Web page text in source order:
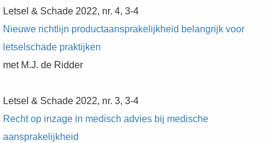
Letsel & Schade 2022, nr. 4, 3-4
Nieuwe richtlijn productaansprakelijkheid belangrijk voor
letselschade praktijken
met M.J. de Ridder
Letsel & Schade 2022, nr. 3, 3-4
Recht op inzage in medisch advies bij medische
aansprakelijkheid